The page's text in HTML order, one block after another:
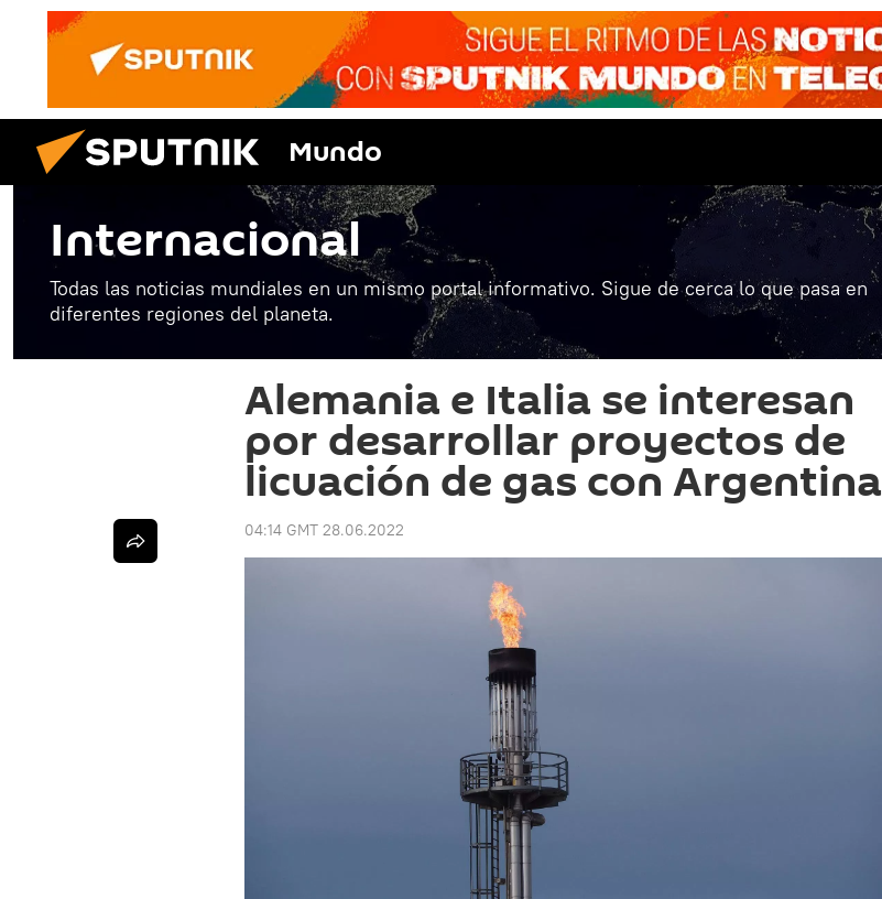
Mundo
Internacional
Todas las noticias mundiales en un mismo portal informativo. Sigue de cerca lo que pasa en
diferentes regiones del planeta.
Alemania e Italia se interesan
por desarrollar proyectos de
licuación de gas con Argentina
04:14 GMT 28.06.2022